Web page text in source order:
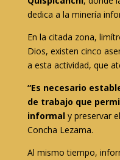
dedica a la minería
En la citada zona,
Dios, existen cinco
a esta actividad, que
“Es necesario
de trabajo que
informal y preservar
Concha Lezama.
Al mismo tiempo,